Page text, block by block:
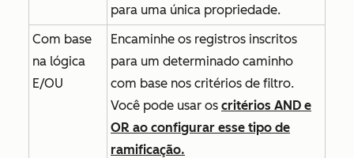
para uma única propriedade.
Com base
na lógica
E/OU
Encaminhe os registros inscritos
para um determinado caminho
com base nos critérios de filtro.
Você pode usar os critérios AND e
OR ao configurar esse tipo de
ramificação.